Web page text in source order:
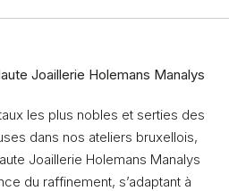
Joaillerie Holemans Manalys
les plus nobles et serties des
dans nos ateliers bruxellois,
Joaillerie Holemans Manalys
du raffinement, s’adaptant à